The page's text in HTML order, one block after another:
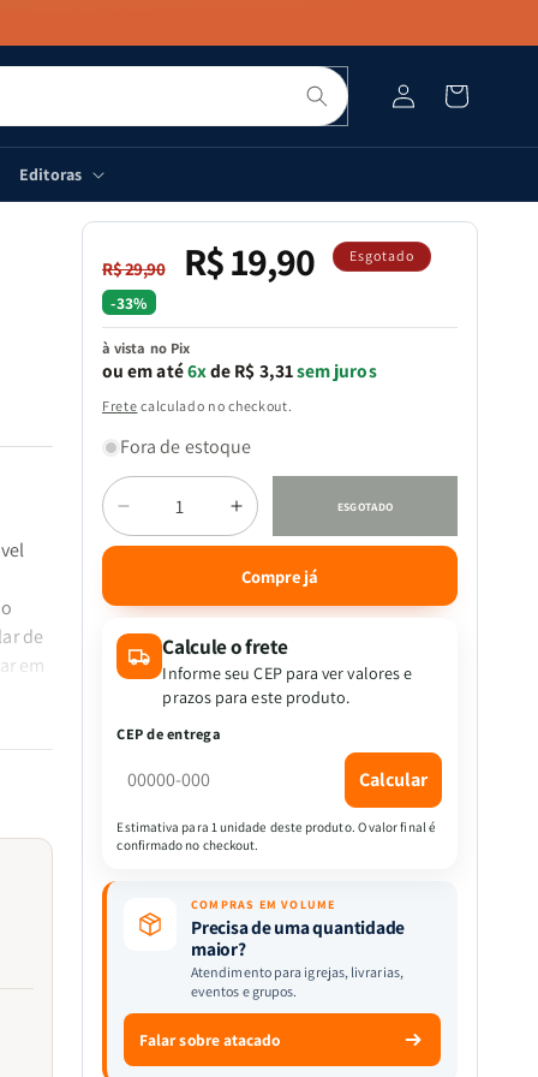
Pesquisar
Fazer
login
Carrinho
Editoras
de
em
Preço
normal
R$ 29,90
Preço
promocional
R$ 19,90 Esgotado
-33%
à vista no Pix
ou em até6xde R$ 3,31sem juros
Frete calculado no checkout.
Fora de estoque
Quantidade
Diminuir
a
Sherlock
Holmes
O
Baskerville
Arthur
Conan
Doyle
Aumentar
a
quantidade
de
Sherlock
Holmes
O
Cão
Conan
Doyle
ESGOTADO
Compre já
Calcule o frete
Informe seu CEP para ver valores e
prazos para este produto.
CEP de entrega
Calcular
Estimativa para 1 unidade deste produto. O valor final é
confirmado no checkout.
COMPRAS EM VOLUME
Precisa de uma quantidade
maior?
Atendimento para igrejas, livrarias,
eventos e grupos.
Falar sobre atacado